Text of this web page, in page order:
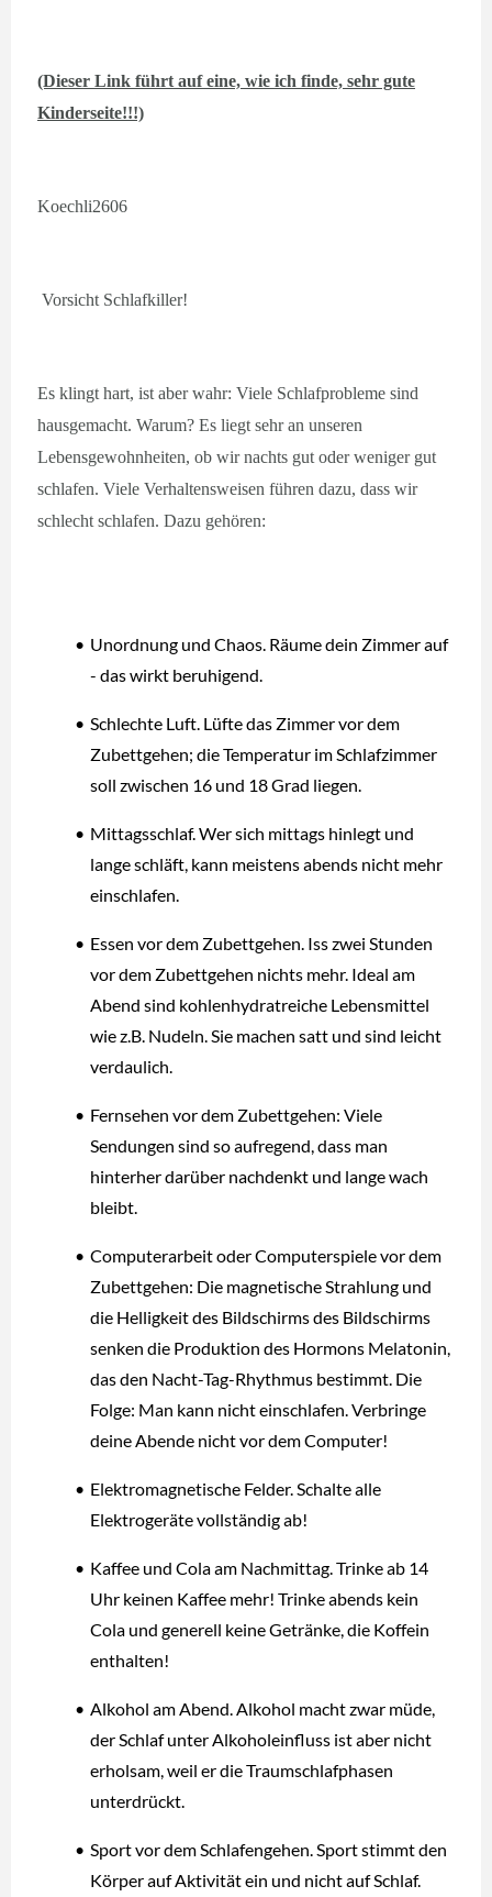
(Dieser Link führt auf eine, wie ich finde, sehr gute
Kinderseite!!!)
Koechli2606
Vorsicht Schlafkiller!
Es klingt hart, ist aber wahr: Viele Schlafprobleme sind
hausgemacht. Warum? Es liegt sehr an unseren
Lebensgewohnheiten, ob wir nachts gut oder weniger gut
schlafen. Viele Verhaltensweisen führen dazu, dass wir
schlecht schlafen. Dazu gehören:
Unordnung und Chaos. Räume dein Zimmer auf
- das wirkt beruhigend.
Schlechte Luft. Lüfte das Zimmer vor dem
Zubettgehen; die Temperatur im Schlafzimmer
soll zwischen 16 und 18 Grad liegen.
Mittagsschlaf. Wer sich mittags hinlegt und
lange schläft, kann meistens abends nicht mehr
einschlafen.
Essen vor dem Zubettgehen. Iss zwei Stunden
vor dem Zubettgehen nichts mehr. Ideal am
Abend sind kohlenhydratreiche Lebensmittel
wie z.B. Nudeln. Sie machen satt und sind leicht
verdaulich.
Fernsehen vor dem Zubettgehen: Viele
Sendungen sind so aufregend, dass man
hinterher darüber nachdenkt und lange wach
bleibt.
Computerarbeit oder Computerspiele vor dem
Zubettgehen: Die magnetische Strahlung und
die Helligkeit des Bildschirms des Bildschirms
senken die Produktion des Hormons Melatonin,
das den Nacht-Tag-Rhythmus bestimmt. Die
Folge: Man kann nicht einschlafen. Verbringe
deine Abende nicht vor dem Computer!
Elektromagnetische Felder. Schalte alle
Elektrogeräte vollständig ab!
Kaffee und Cola am Nachmittag. Trinke ab 14
Uhr keinen Kaffee mehr! Trinke abends kein
Cola und generell keine Getränke, die Koffein
enthalten!
Alkohol am Abend. Alkohol macht zwar müde,
der Schlaf unter Alkoholeinfluss ist aber nicht
erholsam, weil er die Traumschlafphasen
unterdrückt.
Sport vor dem Schlafengehen. Sport stimmt den
Körper auf Aktivität ein und nicht auf Schlaf.